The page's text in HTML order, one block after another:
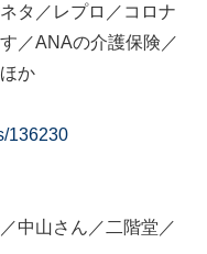
タ／レプロ／コロナ
／ANAの介護保険／
か
136230
中山さん／二階堂／